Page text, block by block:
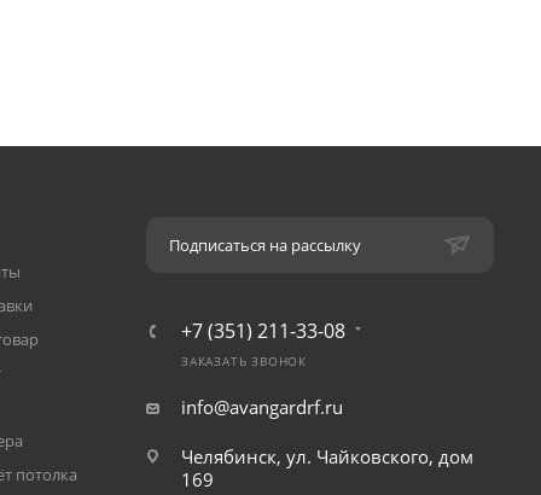
потолка
Подписаться на рассылку
+7 (351) 211-33-08
ЗАКАЗАТЬ ЗВОНОК
info@avangardrf.ru
Челябинск, ул. Чайковского, дом
169